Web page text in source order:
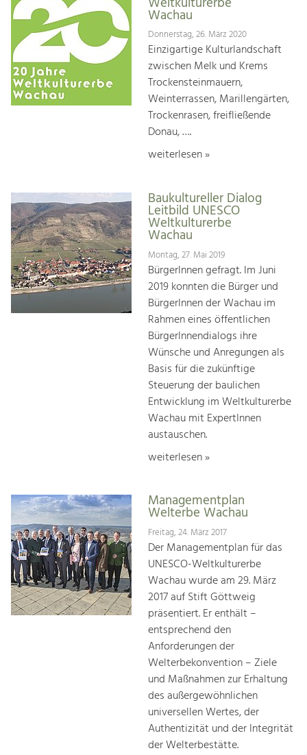
Wachau
Donnerstag, 26. März 2020
Einzigartige Kulturlandschaft
zwischen Melk und Krems
Trockensteinmauern,
Weinterrassen, Marillengärten,
Trockenrasen, freifließende
Donau, ….
weiterlesen »
Baukultureller Dialog
Leitbild UNESCO
Weltkulturerbe
Wachau
Montag, 27. Mai 2019
BürgerInnen gefragt. Im Juni
2019 konnten die Bürger und
BürgerInnen der Wachau im
Rahmen eines öffentlichen
BürgerInnendialogs ihre
Wünsche und Anregungen als
Basis für die zukünftige
Steuerung der baulichen
Entwicklung im Weltkulturerbe
Wachau mit ExpertInnen
austauschen.
weiterlesen »
Managementplan
Welterbe Wachau
Freitag, 24. März 2017
Der Managementplan für das
UNESCO-Weltkulturerbe
Wachau wurde am 29. März
2017 auf Stift Göttweig
präsentiert. Er enthält –
entsprechend den
Anforderungen der
Welterbekonvention – Ziele
und Maßnahmen zur Erhaltung
des außergewöhnlichen
universellen Wertes, der
Authentizität und der Integrität
der Welterbestätte.